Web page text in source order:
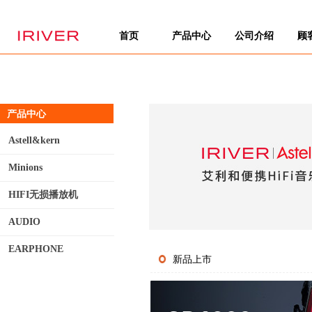
首页 产品中心 公司介绍 顾
新品上市
Astell&kern
Minions
HIFI无损播放机
AUDIO
EARPHONE
产品中心